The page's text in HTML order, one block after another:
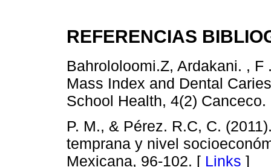
REFERENCIAS
Bahrololoomi.Z, Ardakani. , F
Mass Index and Dental
School Health, 4(2)
P. M., & Pérez. R.C, C.
temprana y nivel
Mexicana, 96-102. [ Links ]